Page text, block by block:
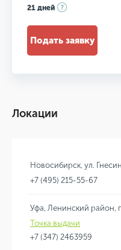
21 дней
Подать заявку
Локации
Новосибирск, ул.
+7 (495) 215-55-67
Уфа, Ленинский район,
Точка выдачи
+7 (347) 2463959